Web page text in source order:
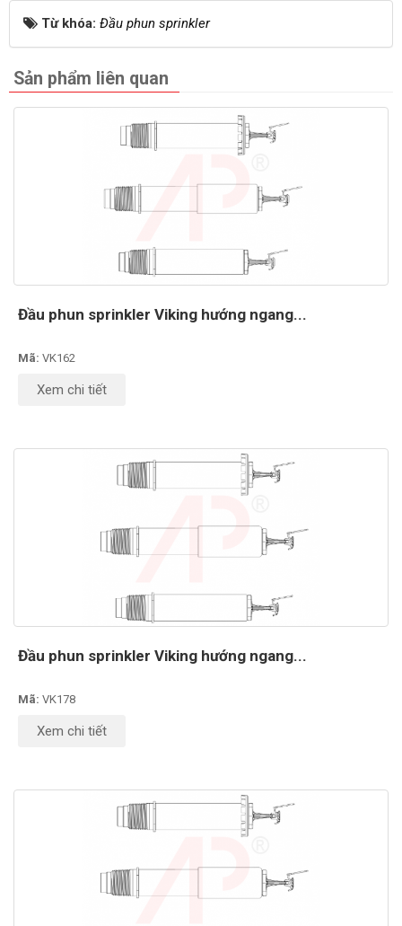
Từ khóa: Đầu phun sprinkler
Sản phẩm liên quan
Đầu phun sprinkler Viking hướng ngang...
Mã: VK162
Xem chi tiết
Đầu phun sprinkler Viking hướng ngang...
Mã: VK178
Xem chi tiết